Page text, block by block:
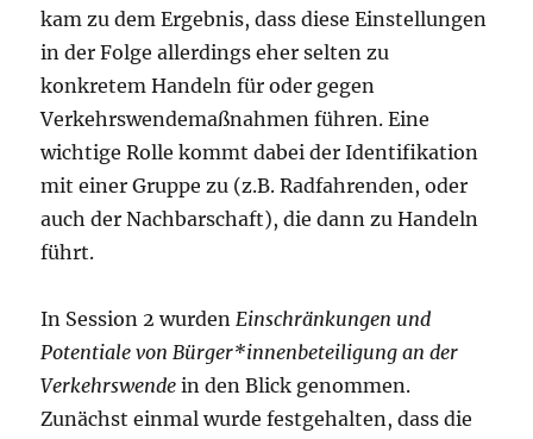
kam zu dem Ergebnis, dass diese Einstellungen
in der Folge allerdings eher selten zu
konkretem Handeln für oder gegen
Verkehrswendemaßnahmen führen. Eine
wichtige Rolle kommt dabei der Identifikation
mit einer Gruppe zu (z.B. Radfahrenden, oder
auch der Nachbarschaft), die dann zu Handeln
führt.
In Session 2 wurdenEinschränkungen und
Potentiale von Bürger*innenbeteiligung an der
Verkehrswende in den Blick genommen.
Zunächst einmal wurde festgehalten, dass die